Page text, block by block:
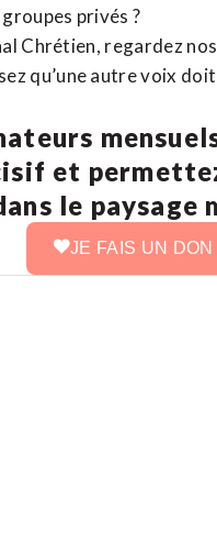
privés ?
Chrétien, regardez
qu’une autre voix
et
le paysage
JE FAIS UN